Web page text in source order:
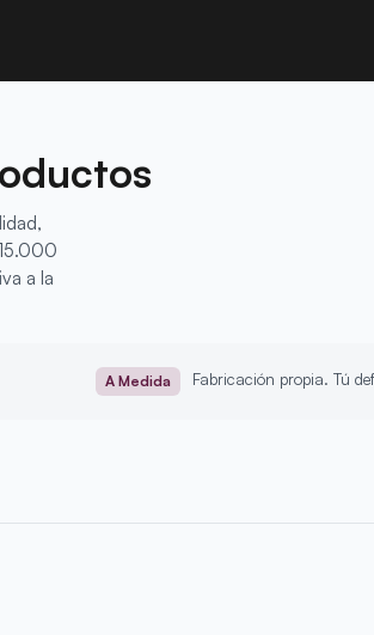
a la
A Medida Fabricación propia. Tú